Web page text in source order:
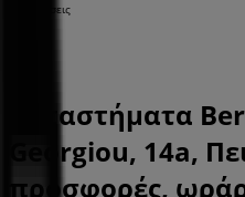
Διαφημίσεις
Καταστήματα
Georgiou, 14a,
προσφορές,